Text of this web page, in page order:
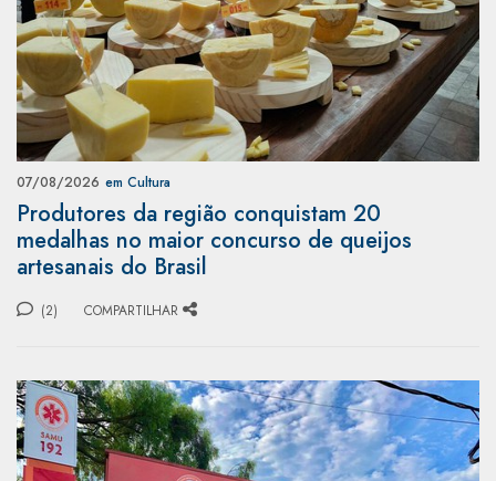
07/08/2026 em Cultura
Produtores da região conquistam 20
medalhas no maior concurso de queijos
artesanais do Brasil
(2) COMPARTILHAR